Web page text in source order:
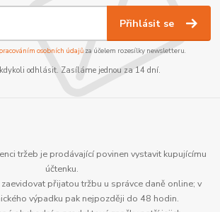
Přihlásit se
osobních údajůza účelem rozesílky newsletteru.
kdykoli odhlásit. Zasíláme jednou za 14 dní.
tržeb je prodávající povinen vystavit kupujícímu
účtenku.
přijatou tržbu u správce daně online; v
výpadku pak nejpozději do 48 hodin.